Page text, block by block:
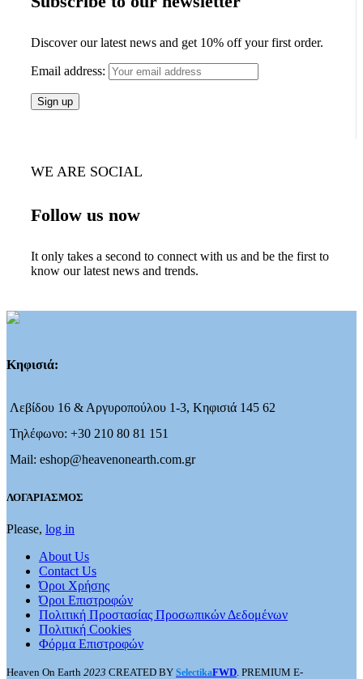
Discover our latest news and get 10% off your first order.
Email address:
WE ARE SOCIAL
Follow us now
It only takes a second to connect with us and be the first to
know our latest news and trends.
Κηφισιά:
Λεβίδου 16 & Αργυροπούλου 1-3, Κηφισιά 145 62
Τηλέφωνο: +30 210 80 81 151
Mail: eshop@heavenonearth.com.gr
ΛΟΓΑΡΙΑΣΜΟΣ
Please, log in
About Us
Contact Us
Όροι Χρήσης
Όροι Επιστροφών
Πολιτική Προστασίας Προσωπικών Δεδομένων
Πολιτική Cookies
Φόρμα Επιστροφών
Heaven On Earth 2023 CREATED BY SelectikaFWD . PREMIUM E-